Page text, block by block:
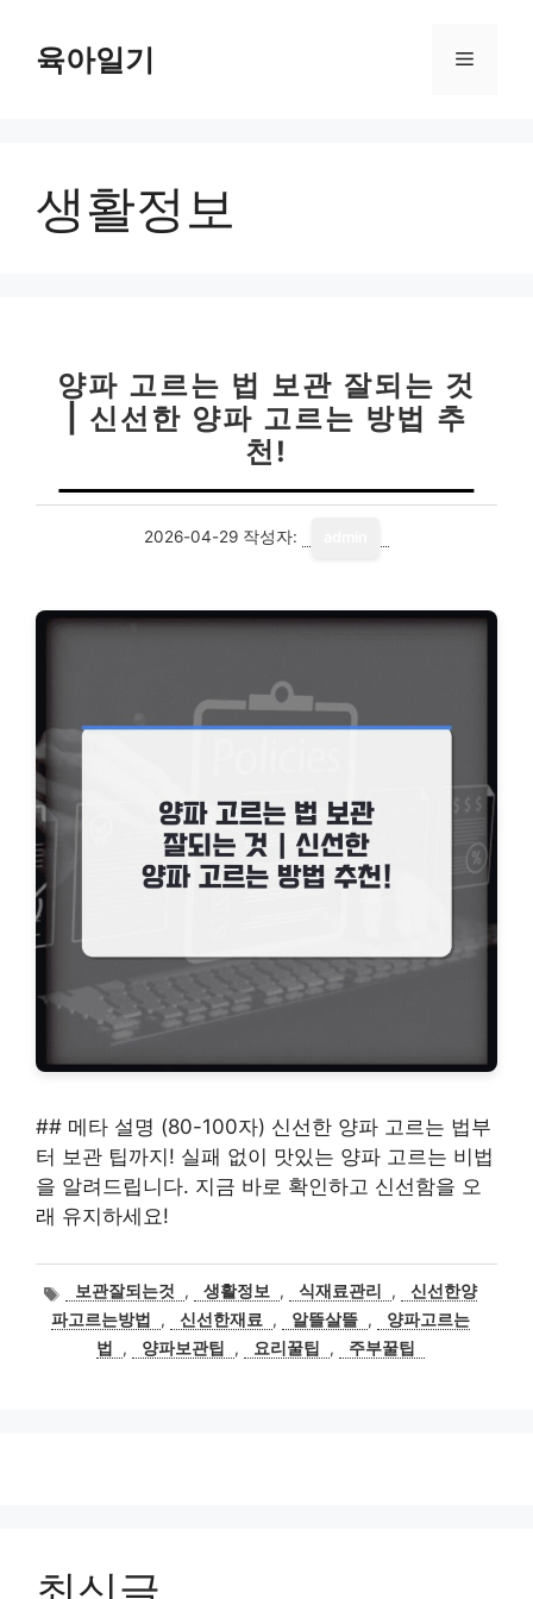
육아일기 메
생활정보
양파 고르는 법 보관 잘되는 것
| 신선한 양파 고르는 방법 추
천!
2026-04-29 작성자:
## 메타 설명 (80-100자) 신선한 양파 고르는 법부
터 보관 팁까지! 실패 없이 맛있는 양파 고르는 비법
을 알려드립니다. 지금 바로 확인하고 신선함을 오
래 유지하세요!
태
그
보관잘되는것 , 생활정보 , 식재료관리 ,
신선한양
파고르는방법
, 신선한재료 , 알뜰살뜰 ,
양파고르는
법
, 양파보관팁 , 요리꿀팁 , 주부꿀팁